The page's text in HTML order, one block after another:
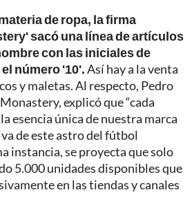
de ropa, la firma
sacó una línea de artículos
con las iniciales de
número '10'.Así hay a la venta
y maletas. Al respecto, Pedro
explicó que “cada
esencia única de nuestra marca
de este astro del fútbol
instancia, se proyecta que solo
5.000 unidades disponibles que
en las tiendas y canales